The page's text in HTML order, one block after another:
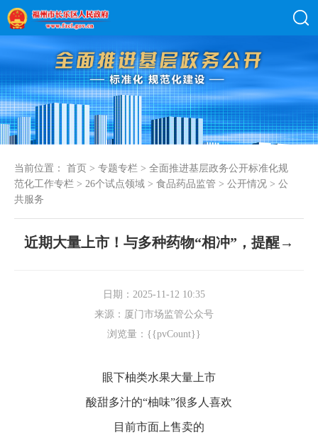
当前位置： 首页 > 专题专栏 > 全面推进基层政务公开标准化规
范化工作专栏 > 26个试点领域 > 食品药品监管 > 公开情况 > 公
共服务
近期大量上市！与多种药物“相冲”，提醒→
日期：2025-11-12 10:35
来源：厦门市场监管公众号
浏览量：{{pvCount}}
眼下柚类水果大量上市
酸甜多汁的“柚味”很多人喜欢
目前市面上售卖的